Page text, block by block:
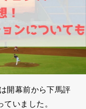
開幕前から下馬評
いました。